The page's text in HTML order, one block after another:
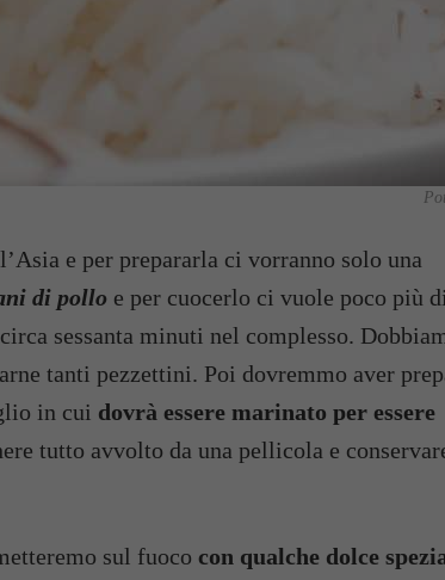
e per prepararla ci vorranno solo una
di pollo e per cuocerlo ci vuole poco più di
sessanta minuti nel complesso.
tanti pezzettini. Poi dovremmo aver
in cui dovrà essere marinato per essere
tutto avvolto da una pellicola e
sul fuoco con qualche dolce